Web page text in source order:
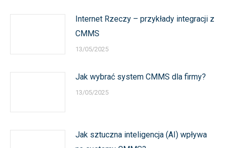
Internet Rzeczy – przykłady integracji z
CMMS
13/05/2025
Jak wybrać system CMMS dla firmy?
13/05/2025
Jak sztuczna inteligencja (AI) wpływa